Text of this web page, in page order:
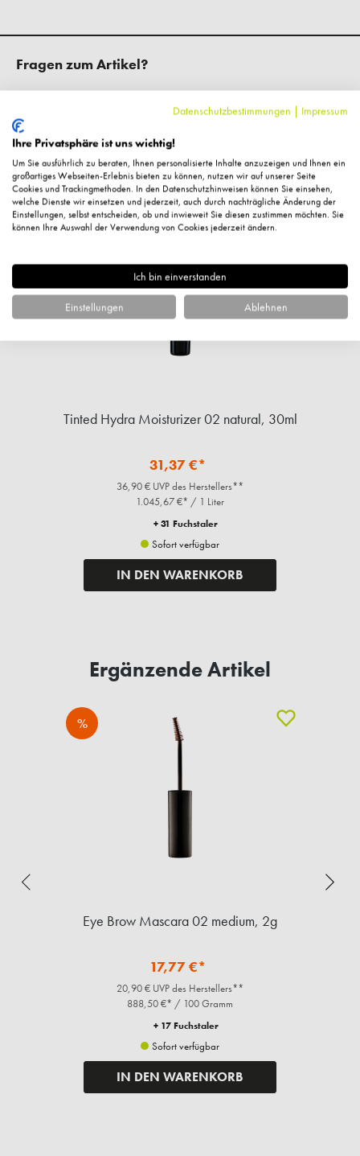
Fragen zum Artikel?
Ähnliche Artikel
%
Tinted Hydra Moisturizer 02 natural, 30ml
31,37 €*
36,90 € UVP des Herstellers**
1.045,67 €* / 1 Liter
+ 31 Fuchstaler
Sofort verfügbar
IN DEN WARENKORB
Ergänzende Artikel
%
Eye Brow Mascara 02 medium, 2g
17,77 €*
20,90 € UVP des Herstellers**
888,50 €* / 100 Gramm
+ 17 Fuchstaler
Sofort verfügbar
IN DEN WARENKORB
Datenschutzbestimmungen | Impressum
Ihre Privatsphäre ist uns wichtig!
Um Sie ausführlich zu beraten, Ihnen personalisierte Inhalte anzuzeigen und Ihnen ein
großartiges Webseiten-Erlebnis bieten zu können, nutzen wir auf unserer Seite
Cookies und Trackingmethoden. In den Datenschutzhinweisen können Sie einsehen,
welche Dienste wir einsetzen und jederzeit, auch durch nachträgliche Änderung der
Einstellungen, selbst entscheiden, ob und inwieweit Sie diesen zustimmen möchten. Sie
können Ihre Auswahl der Verwendung von Cookies jederzeit ändern.
Ich bin einverstanden
Einstellungen Ablehnen